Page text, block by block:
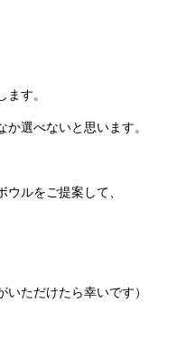
す。
選べないと思います。
ルをご提案して、
ただけたら幸いです）